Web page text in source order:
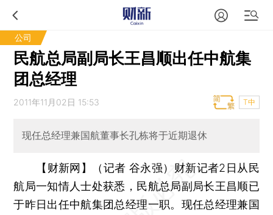
公司
民航总局副局长王昌顺出任中航集
团总经理
2011年11月02日 15:53 T中
现任总经理兼国航董事长孔栋将于近期退休
【财新网】（记者 谷永强） 财新记者2日从民
航局一知情人士处获悉，民航总局副局长王昌顺已
于昨日出任中航集团总经理一职。现任总经理兼国